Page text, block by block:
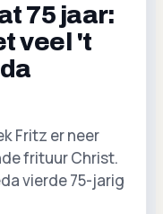
75 jaar:
veel 't
Fritz er neer
frituur Christ.
vierde 75-jarig